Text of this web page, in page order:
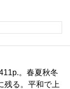
。春夏秋冬
残る。平和で上